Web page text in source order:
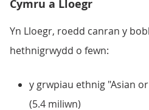
Cymru a Lloegr
Yn Lloegr, roedd canran y
hethnigrwydd o fewn:
y grwpiau ethnig "Asian
(5.4 miliwn)